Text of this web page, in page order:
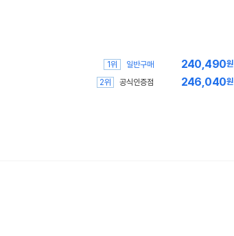
240,490원
1위
일반구매
246,040원
2위 공식인증점